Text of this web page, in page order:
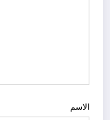
الاسم